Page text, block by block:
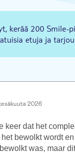
soidessa
planeetat ja
sinua
voit havaita
kerää 200 Smile-
etuja ja
2026
keer dat het
bewolkt wordt
was, maar dit